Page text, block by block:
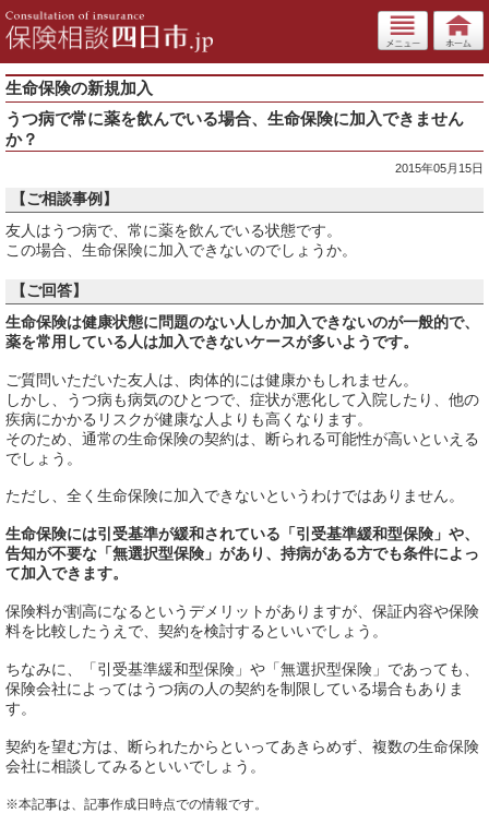
生命保険の新規加入
うつ病で常に薬を飲んでいる場合、生命保険に加入できません
か？
2015年05月15日
【ご相談事例】
友人はうつ病で、常に薬を飲んでいる状態です。
この場合、生命保険に加入できないのでしょうか。
【ご回答】
生命保険は健康状態に問題のない人しか加入できないのが一般的で、
薬を常用している人は加入できないケースが多いようです。
ご質問いただいた友人は、肉体的には健康かもしれません。
しかし、うつ病も病気のひとつで、症状が悪化して入院したり、他の
疾病にかかるリスクが健康な人よりも高くなります。
そのため、通常の生命保険の契約は、断られる可能性が高いといえる
でしょう。
ただし、全く生命保険に加入できないというわけではありません。
生命保険には引受基準が緩和されている「引受基準緩和型保険」や、
告知が不要な「無選択型保険」があり、持病がある方でも条件によっ
て加入できます。
保険料が割高になるというデメリットがありますが、保証内容や保険
料を比較したうえで、契約を検討するといいでしょう。
ちなみに、「引受基準緩和型保険」や「無選択型保険」であっても、
保険会社によってはうつ病の人の契約を制限している場合もありま
す。
契約を望む方は、断られたからといってあきらめず、複数の生命保険
会社に相談してみるといいでしょう。
※本記事は、記事作成日時点での情報です。